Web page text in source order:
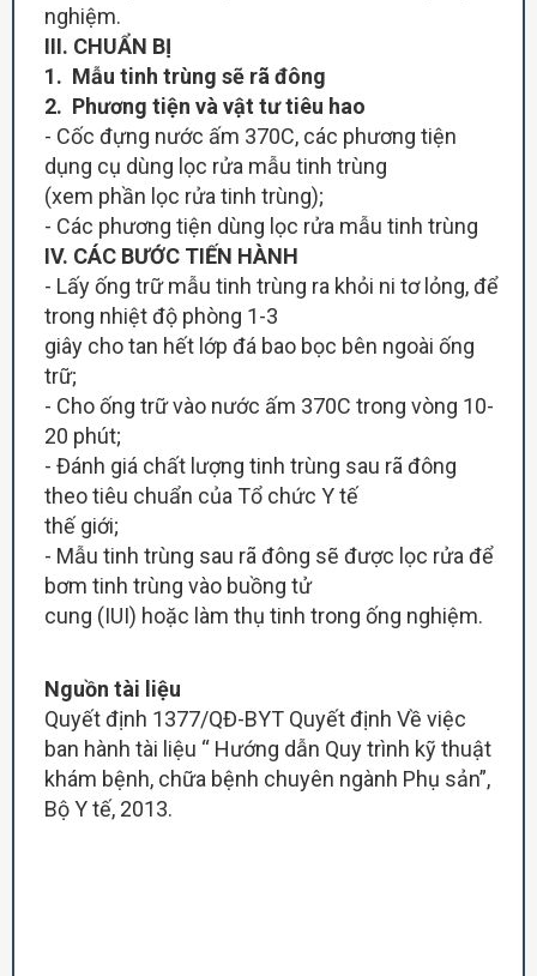
nghiệm.
III. CHUẨN BỊ
1. Mẫu tinh trùng sẽ rã đông
2. Phương tiện và vật tư tiêu hao
- Cốc đựng nước ấm 370C, các phương tiện
dụng cụ dùng lọc rửa mẫu tinh trùng
(xem phần lọc rửa tinh trùng);
- Các phương tiện dùng lọc rửa mẫu tinh trùng
IV. CÁC BƯỚC TIẾN HÀNH
- Lấy ống trữ mẫu tinh trùng ra khỏi ni tơ lỏng, để
trong nhiệt độ phòng 1-3
giây cho tan hết lớp đá bao bọc bên ngoài ống
trữ;
- Cho ống trữ vào nước ấm 370C trong vòng 10-
20 phút;
- Đánh giá chất lượng tinh trùng sau rã đông
theo tiêu chuẩn của Tổ chức Y tế
thế giới;
- Mẫu tinh trùng sau rã đông sẽ được lọc rửa để
bơm tinh trùng vào buồng tử
cung (IUI) hoặc làm thụ tinh trong ống nghiệm.
Nguồn tài liệu
Quyết định 1377/QĐ-BYT Quyết định Về việc
ban hành tài liệu “ Hướng dẫn Quy trình kỹ thuật
khám bệnh, chữa bệnh chuyên ngành Phụ sản”,
Bộ Y tế, 2013.